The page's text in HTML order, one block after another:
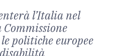
l’Italia nel
politiche europee